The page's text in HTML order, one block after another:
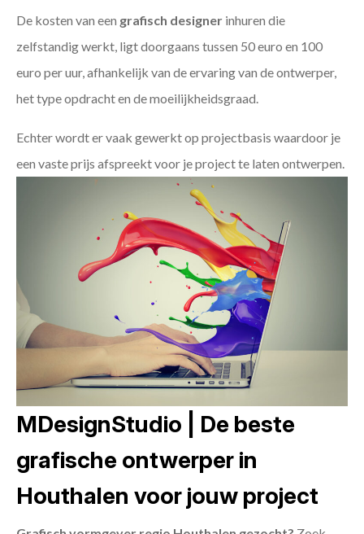
De kosten van een grafisch designer inhuren die
zelfstandig werkt, ligt doorgaans tussen 50 euro en 100
euro per uur, afhankelijk van de ervaring van de ontwerper,
het type opdracht en de moeilijkheidsgraad.
Echter wordt er vaak gewerkt op projectbasis waardoor je
een vaste prijs afspreekt voor je project te laten ontwerpen.
MDesignStudio | De beste
grafische ontwerper in
Houthalen voor jouw project